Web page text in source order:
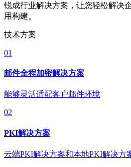
锐成行业解决方案，让您轻松解决
用构建。
技术方案
01
邮件全程加密解决方案
能够灵活适配客户邮件环境
02
PKI解决方案
云端PKI解决方案和本地PKI解决方